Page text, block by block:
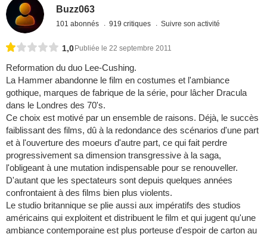
Buzz063
101 abonnés 919 critiques Suivre son activité
1,0 Publiée le 22 septembre 2011
Reformation du duo Lee-Cushing.
La Hammer abandonne le film en costumes et l'ambiance
gothique, marques de fabrique de la série, pour lâcher Dracula
dans le Londres des 70's.
Ce choix est motivé par un ensemble de raisons. Déjà, le succès
faiblissant des films, dû à la redondance des scénarios d'une part
et à l'ouverture des moeurs d'autre part, ce qui fait perdre
progressivement sa dimension transgressive à la saga,
l'obligeant à une mutation indispensable pour se renouveller.
D'autant que les spectateurs sont depuis quelques années
confrontaient à des films bien plus violents.
Le studio britannique se plie aussi aux impératifs des studios
américains qui exploitent et distribuent le film et qui jugent qu'une
ambiance contemporaine est plus porteuse d'espoir de carton au